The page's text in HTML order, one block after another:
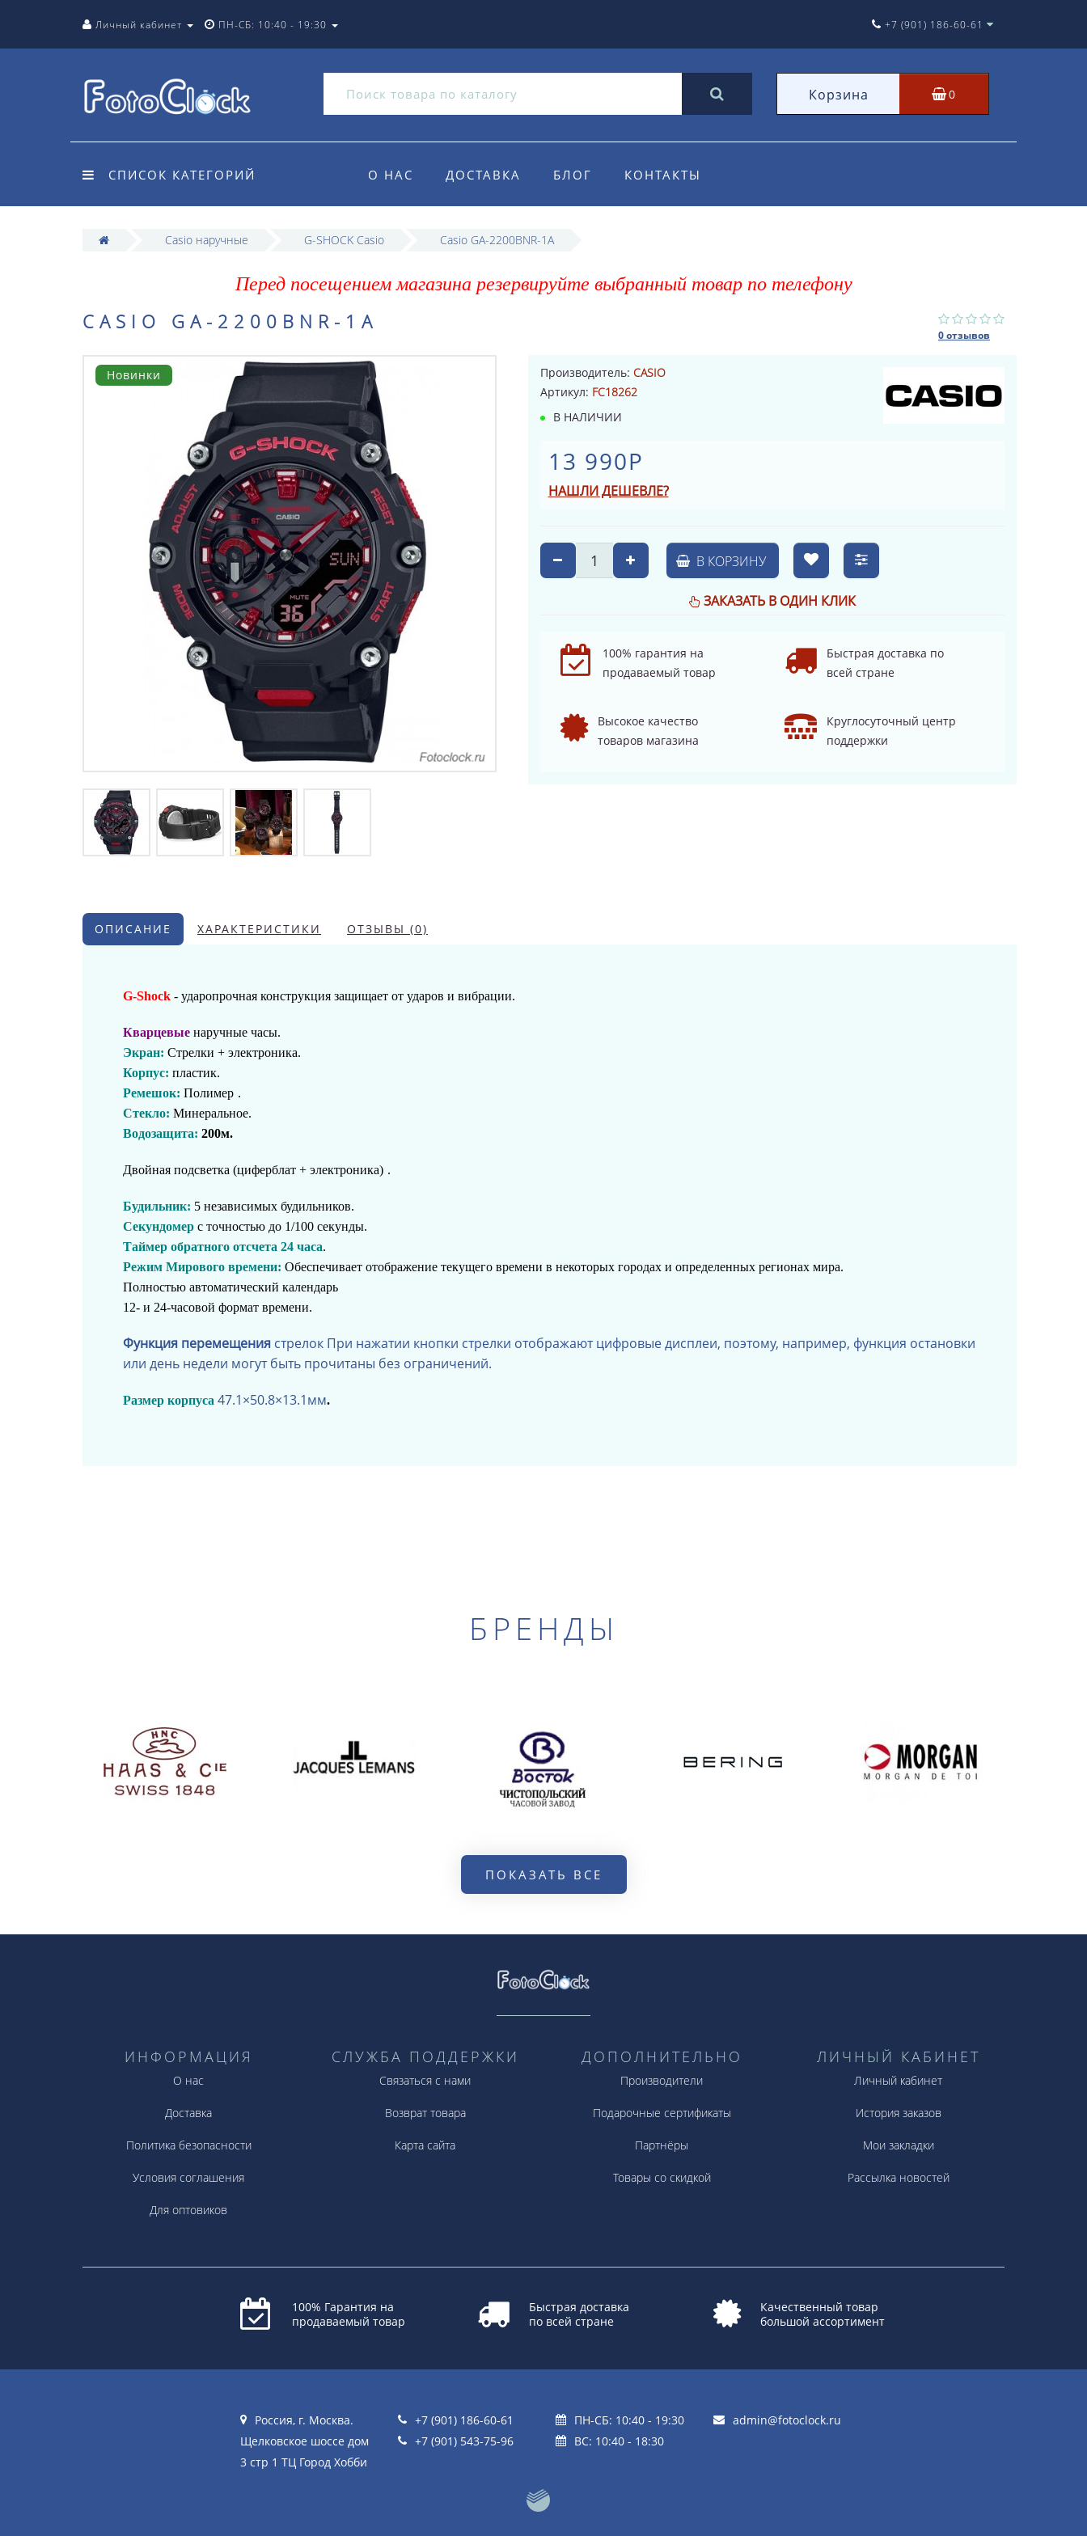
Личный кабинет ПН-СБ: 10:40 - 19:30 +7 (901) 186-60-61
Корзина 0
СПИСОК КАТЕГОРИЙ О НАС ДОСТАВКА БЛОГ КОНТАКТЫ
Casio наручные G-SHOCK Casio Casio GA-2200BNR-1A
Перед посещением магазина резервируйте выбранный товар по телефону
CASIO GA-2200BNR-1A
0 отзывов
Новинки Производитель: CASIO
Артикул: FC18262
В НАЛИЧИИ
13 990Р
НАШЛИ ДЕШЕВЛЕ?
В КОРЗИНУ
ЗАКАЗАТЬ В ОДИН КЛИК
100% гарантия на
продаваемый товар
Быстрая доставка по
всей стране
Высокое качество
товаров магазина
Круглосуточный центр
поддержки
ОПИСАНИЕ ХАРАКТЕРИСТИКИ ОТЗЫВЫ (0)
G-Shock - ударопрочная конструкция защищает от ударов и вибрации.
Кварцевые наручные часы.
Экран: Стрелки + электроника.
Корпус: пластик.
Ремешок: Полимер .
Стекло: Минеральное.
Водозащита: 200м.
Двойная подсветка (циферблат + электроника) .
Будильник: 5 независимых будильников.
Секундомер с точностью до 1/100 секунды.
Таймер обратного отсчета 24 часа.
Режим Мирового времени: Обеспечивает отображение текущего времени в некоторых городах и определенных регионах мира.
Полностью автоматический календарь
12- и 24-часовой формат времени.
Функция перемещения стрелок При нажатии кнопки стрелки отображают цифровые дисплеи, поэтому, например, функция остановки
или день недели могут быть прочитаны без ограничений.
Размер корпуса 47.1×50.8×13.1мм.
БРЕНДЫ
ПОКАЗАТЬ ВСЕ
ИНФОРМАЦИЯ
О нас
Доставка
Политика безопасности
Условия соглашения
Для оптовиков
СЛУЖБА ПОДДЕРЖКИ
Связаться с нами
Возврат товара
Карта сайта
ДОПОЛНИТЕЛЬНО
Производители
Подарочные сертификаты
Партнёры
Товары со скидкой
ЛИЧНЫЙ КАБИНЕТ
Личный кабинет
История заказов
Мои закладки
Рассылка новостей
100% Гарантия на
продаваемый товар
Быстрая доставка
по всей стране
Качественный товар
большой ассортимент
Россия, г. Москва.
Щелковское шоссе дом
3 стр 1 ТЦ Город Хобби
+7 (901) 186-60-61
+7 (901) 543-75-96
ПН-СБ: 10:40 - 19:30
ВС: 10:40 - 18:30
admin@fotoclock.ru